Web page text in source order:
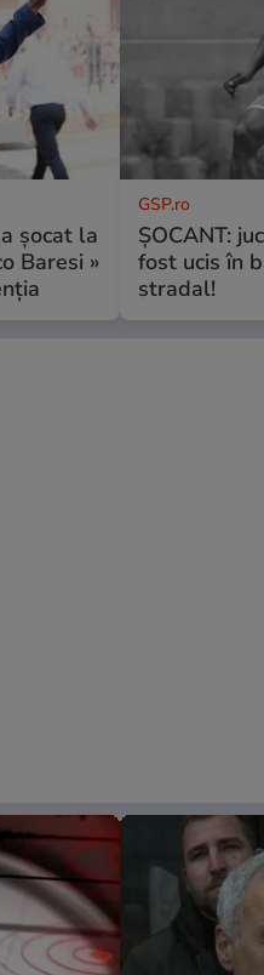
șocat la
Baresi »
GSP.ro
ȘOCANT:
fost ucis în
stradal!